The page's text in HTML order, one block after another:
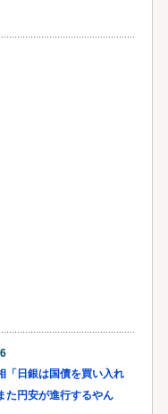
「日銀は国債を買い入れ
た円安が進行するやん